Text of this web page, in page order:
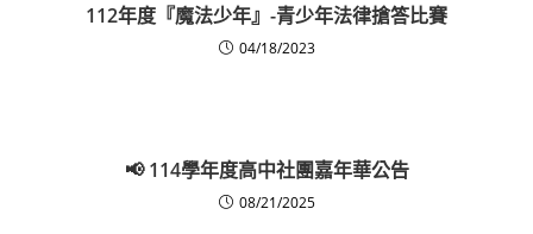
112年度『魔法少年』-青少年法律搶答比賽
04/18/2023
📢 114學年度高中社團嘉年華公告
08/21/2025